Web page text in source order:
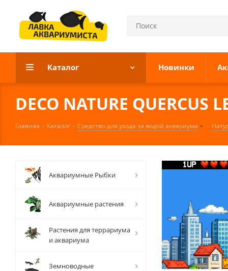
Каталог Новинки
DECO NATURE
Главная - Каталог - Средство для ухода за водой аквариума -
Аквариумные Рыбки
Аквариумные растения
Растения для террариума
и аквариума
Земноводные